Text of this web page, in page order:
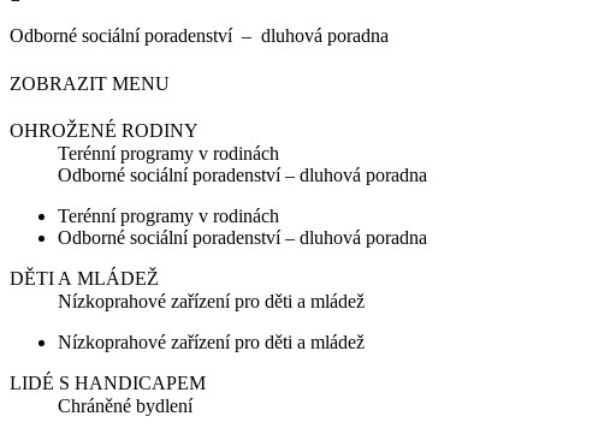
Odborné sociální poradenství – dluhová poradna
ZOBRAZIT MENU
OHROŽENÉ RODINY
Terénní programy v rodinách
Odborné sociální poradenství – dluhová poradna
Terénní programy v rodinách
Odborné sociální poradenství – dluhová poradna
DĚTI A MLÁDEŽ
Nízkoprahové zařízení pro děti a mládež
Nízkoprahové zařízení pro děti a mládež
LIDÉ S HANDICAPEM
Chráněné bydlení